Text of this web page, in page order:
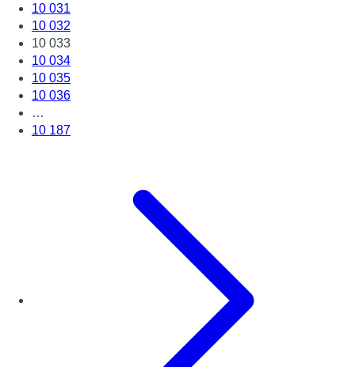
10 031
10 032
10 033
10 034
10 035
10 036
…
10 187